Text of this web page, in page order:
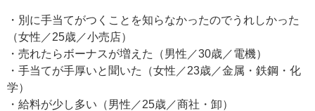
・別に手当てがつくことを知らなかったのでうれしかった
（女性／25歳／小売店）
・売れたらボーナスが増えた（男性／30歳／電機）
・手当てが手厚いと聞いた（女性／23歳／金属・鉄鋼・化
学）
・給料が少し多い（男性／25歳／商社・卸）